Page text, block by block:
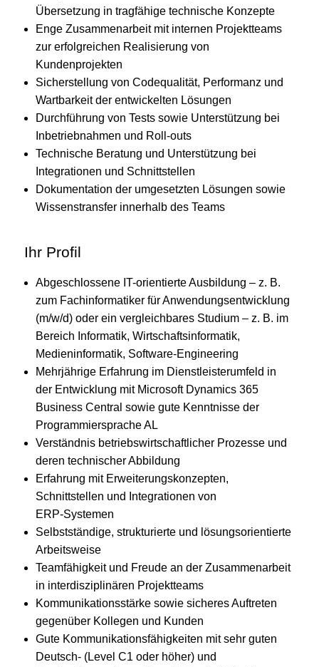
Übersetzung in tragfähige technische Konzepte
Enge Zusammenarbeit mit internen Projektteams
zur erfolgreichen Realisierung von
Kundenprojekten
Sicherstellung von Codequalität, Performanz und
Wartbarkeit der entwickelten Lösungen
Durchführung von Tests sowie Unterstützung bei
Inbetriebnahmen und Roll-outs
Technische Beratung und Unterstützung bei
Integrationen und Schnittstellen
Dokumentation der umgesetzten Lösungen sowie
Wissenstransfer innerhalb des Teams
Ihr Profil
Abgeschlossene IT-orientierte Ausbildung – z. B.
zum Fachinformatiker für Anwendungsentwicklung
(m/w/d) oder ein vergleichbares Studium – z. B. im
Bereich Informatik, Wirtschaftsinformatik,
Medieninformatik, Software-Engineering
Mehrjährige Erfahrung im Dienstleisterumfeld in
der Entwicklung mit Microsoft Dynamics 365
Business Central sowie gute Kenntnisse der
Programmiersprache AL
Verständnis betriebswirtschaftlicher Prozesse und
deren technischer Abbildung
Erfahrung mit Erweiterungskonzepten,
Schnittstellen und Integrationen von
ERP‑Systemen
Selbstständige, strukturierte und lösungsorientierte
Arbeitsweise
Teamfähigkeit und Freude an der Zusammenarbeit
in interdisziplinären Projektteams
Kommunikationsstärke sowie sicheres Auftreten
gegenüber Kollegen und Kunden
Gute Kommunikationsfähigkeiten mit sehr guten
Deutsch- (Level C1 oder höher) und